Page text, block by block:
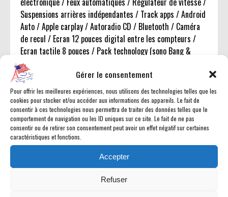
Gérer le consentement
Pour offrir les meilleures expériences, nous utilisons des technologies telles que les
cookies pour stocker et/ou accéder aux informations des appareils. Le fait de
consentir à ces technologies nous permettra de traiter des données telles que le
comportement de navigation ou les ID uniques sur ce site. Le fait de ne pas
consentir ou de retirer son consentement peut avoir un effet négatif sur certaines
caractéristiques et fonctions.
Accepter
Refuser
Suspensions arrières indépendantes / Track apps / Android
Auto / Apple carplay / Autoradio CD / Bluetooth / Caméra
de recul / Ecran 12 pouces digital entre les compteurs /
Ecran tactile 8 pouces / Pack technology (sono Bang &
Olufsen, détecteur d'angle mort, rétroviseurs chauffants à
mémoire) / option incluse / Sono Bang & Olufsen 12 HP /
SYNC 3 / USB x2 / 9 Hauts parleurs / Aileron / Boite de
vitesse automatique à double embrayage TREMEC robotisée
7 rapports avec palettes au volant / Carbon fiber package
(intérieur avec éléments carbone) / Double échappement à
valve électronique avec 4 sorties / Jantes 20 pouces /
Pédalier alu / Pont arrière à glissement limité TORSEN
3.73 / Rétroviseurs électriques /
Malus à prévoir de 12400? à la charge de l'acheteur